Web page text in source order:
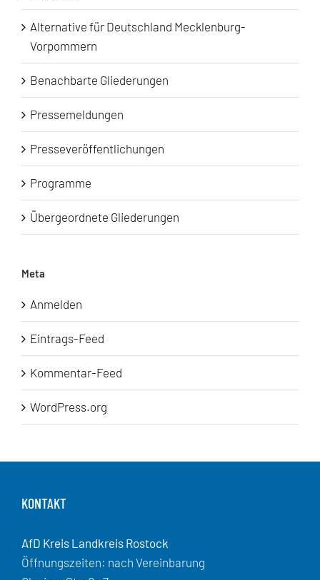
Alternative für Deutschland Mecklenburg-
Vorpommern
Benachbarte Gliederungen
Pressemeldungen
Presseveröffentlichungen
Programme
Übergeordnete Gliederungen
Meta
Anmelden
Eintrags-Feed
Kommentar-Feed
WordPress.org
KONTAKT
AfD Kreis Landkreis Rostock
Öffnungszeiten: nach Vereinbarung